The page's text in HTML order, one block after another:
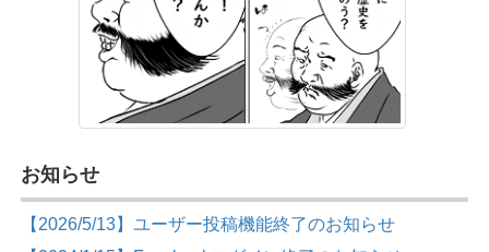
お知らせ
【2026/5/13】ユーザー投稿機能終了のお知らせ